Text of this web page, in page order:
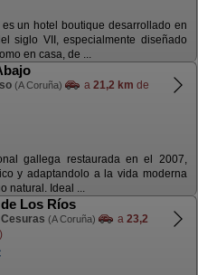
un hotel boutique desarrollado en
siglo VII, especialmente diseñado
en casa, de ...
(A Coruña) a 21,2 km de
gallega restaurada en el 2007,
y adaptandolo a la vida moderna
natural. Ideal ...
Los Ríos
Cesuras (A Coruña) a 23,2